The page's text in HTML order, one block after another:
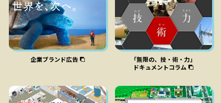
企業ブランド広告
「無限の、技‧術‧⼒」
ドキュメントコラム